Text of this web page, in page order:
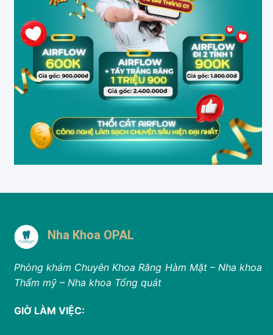
Nha Khoa OPAL
Phòng khám Chuyên Khoa Răng Hàm Mặt – Nha khoa
Thẩm mỹ – Nha khoa Tổng quát
GIỜ LÀM VIỆC: